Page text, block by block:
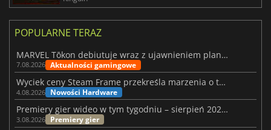
POPULARNE TERAZ
MARVEL Tōkon debiutuje wraz z ujawnieniem planu rozwoju na pierwszy rok
7.08.2026 Aktualności gamingowe
Wyciek ceny Steam Frame przekreśla marzenia o tanim zestawie VR
4.08.2026 Nowości Hardware
Premiery gier wideo w tym tygodniu – sierpień 2026 r. (32. tydzień)
3.08.2026 Premiery gier